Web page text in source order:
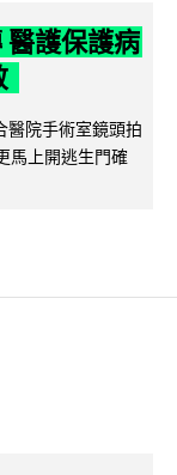
醫護保護病
醫院手術室鏡頭拍
馬上開逃生門確